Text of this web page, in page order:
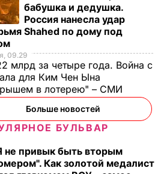
"Димка был вроде
сбухался". В сеть
попали снимки
бабушка и дедушка.
Россия нанесла удар
Shahed по дому под
09.29
млрд за четыре года. Война с
для Ким Чен Ына
в лотерею" – СМИ
Больше новостей
БУЛЬВАР
не привык быть вторым
Как золотой медалист